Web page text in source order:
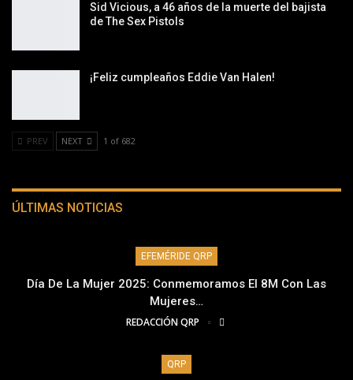
Sid Vicious, a 46 años de la muerte del bajista
de The Sex Pistols
¡Feliz cumpleaños Eddie Van Halen!
PREV NEXT 1 of 682
ÚLTIMAS NOTICIAS
EFEMÉRIDE QRP
Día De La Mujer 2025: Conmemoramos El 8M Con Las
Mujeres…
REDACCIÓN QRP
QRP